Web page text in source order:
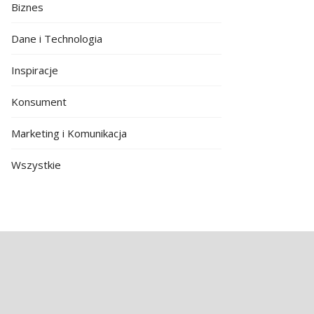
Biznes
Dane i Technologia
Inspiracje
Konsument
Marketing i Komunikacja
Wszystkie